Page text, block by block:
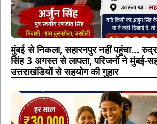
मुंबई से निकला, सहारनपुर नहीं पहुंचा…
सिंह 3 अगस्त से लापता, परिजनों ने मुंबई-
उत्तराखंडियों से सहयोग की गुहार